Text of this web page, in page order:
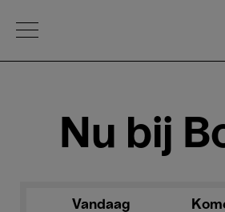
Open Menu
Nu bij
Vandaag